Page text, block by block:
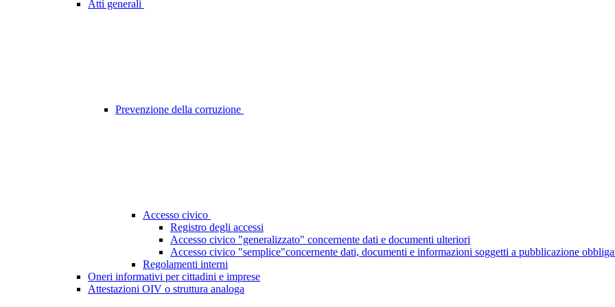
Atti generali
Prevenzione della corruzione
Accesso civico
Registro degli accessi
Accesso civico "generalizzato" concernente dati e documenti ulteriori
Accesso civico "semplice"concernente dati, documenti e informazioni soggetti a pubblicazione
Regolamenti interni
Oneri informativi per cittadini e imprese
Attestazioni OIV o struttura analoga